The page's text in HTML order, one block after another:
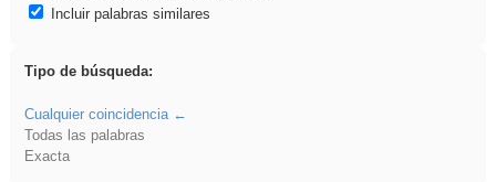
Incluir palabras similares
Tipo de búsqueda:
Cualquier coincidencia
Todas las palabras
Exacta